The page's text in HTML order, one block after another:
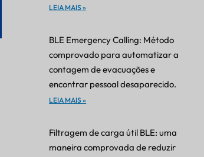
LEIA MAIS »
BLE Emergency Calling: Método
comprovado para automatizar a
contagem de evacuações e
encontrar pessoal desaparecido.
LEIA MAIS »
Filtragem de carga útil BLE: uma
maneira comprovada de reduzir